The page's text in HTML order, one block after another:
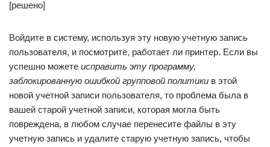
Войдите в систему, используя эту новую учетную запись
пользователя, и посмотрите, работает ли принтер. Если вы
успешно можете исправить эту программу,
заблокированную ошибкой групповой политики в этой
новой учетной записи пользователя, то проблема была в
вашей старой учетной записи, которая могла быть
повреждена, в любом случае перенесите файлы в эту
учетную запись и удалите старую учетную запись, чтобы